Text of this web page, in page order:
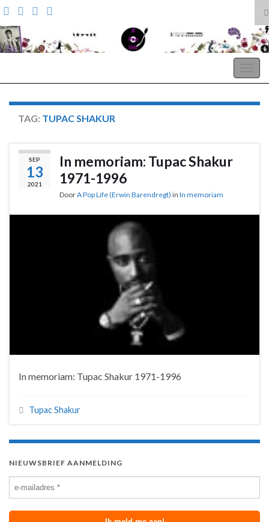
Search for:
TAG: TUPAC SHAKUR
SEP
13
2021
In memoriam: Tupac Shakur
1971-1996
DoorA Pop Life (Erwin Barendregt) in In memoriam
In memoriam: Tupac Shakur 1971-1996
Tupac Shakur
NIEUWSBRIEF AANMELDING